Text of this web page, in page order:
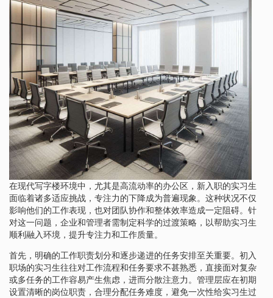
在现代写字楼环境中，尤其是高流动率的办公区，新入职的实习生
面临着诸多适应挑战，专注力的下降成为普遍现象。这种状况不仅
影响他们的工作表现，也对团队协作和整体效率造成一定阻碍。针
对这一问题，企业和管理者需制定科学的过渡策略，以帮助实习生
顺利融入环境，提升专注力和工作质量。
首先，明确的工作职责划分和逐步递进的任务安排至关重要。初入
职场的实习生往往对工作流程和任务要求不甚熟悉，直接面对复杂
或多任务的工作容易产生焦虑，进而分散注意力。管理层应在初期
设置清晰的岗位职责，合理分配任务难度，避免一次性给实习生过